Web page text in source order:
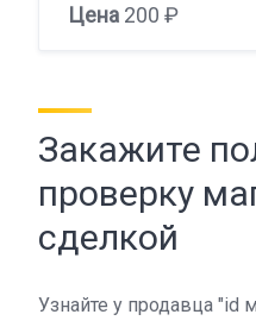
Цена 200 ₽
Закажите
проверку
сделкой
Узнайте у продавца "id